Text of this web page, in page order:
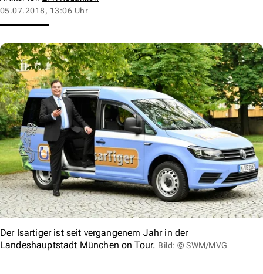
05.07.2018, 13:06 Uhr
Der Isartiger ist seit vergangenem Jahr in der
Landeshauptstadt München on Tour. Bild: © SWM/MVG